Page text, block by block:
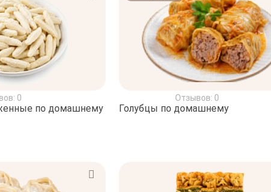
0
по домашнему
Отзывов: 0
Голубцы по домашнему